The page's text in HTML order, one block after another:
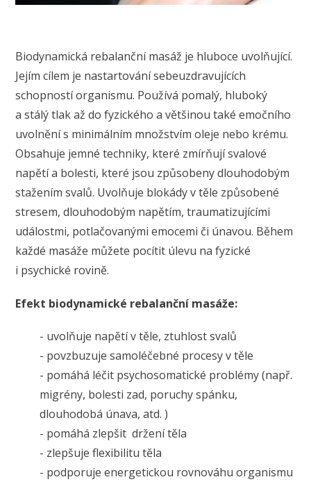
Biodynamická rebalanční masáž je hluboce uvolňující.
Jejím cílem je nastartování sebeuzdravujících
schopností organismu. Používá pomalý, hluboký
a stálý tlak až do fyzického a většinou také emočního
uvolnění s minimálním množstvím oleje nebo krému.
Obsahuje jemné techniky, které zmírňují svalové
napětí a bolesti, které jsou způsobeny dlouhodobým
stažením svalů. Uvolňuje blokády v těle způsobené
stresem, dlouhodobým napětím, traumatizujícími
událostmi, potlačovanými emocemi či únavou. Během
každé masáže můžete pocítit úlevu na fyzické
i psychické rovině.
Efekt biodynamické rebalanční masáže:
- uvolňuje napětí v těle, ztuhlost svalů
- povzbuzuje samoléčebné procesy v těle
- pomáhá léčit psychosomatické problémy (např.
migrény, bolesti zad, poruchy spánku,
dlouhodobá únava, atd. )
- pomáhá zlepšit držení těla
- zlepšuje flexibilitu těla
- podporuje energetickou rovnováhu organismu